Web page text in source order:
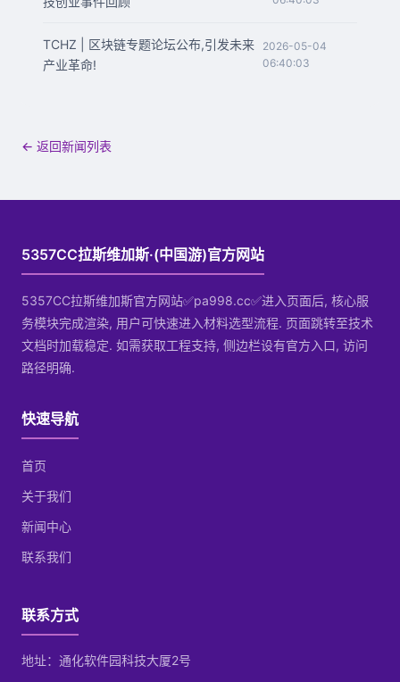
TCHZ | 区块链专题论坛公布,引发未来
产业革命!
2026-05-04
06:40:03
← 返回新闻列表
5357CC拉斯维加斯·(中国游)官方网站
5357CC拉斯维加斯官方网站✅pa998.cc✅进入页面后, 核心服
务模块完成渲染, 用户可快速进入材料选型流程. 页面跳转至技术
文档时加载稳定. 如需获取工程支持, 侧边栏设有官方入口, 访问
路径明确.
快速导航
首页
关于我们
新闻中心
联系我们
联系方式
地址：通化软件园科技大厦2号